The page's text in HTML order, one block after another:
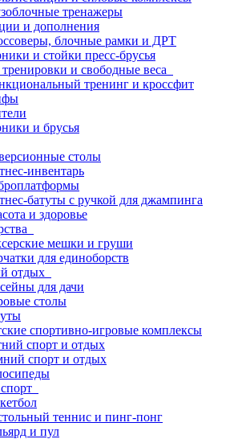
тренажеры
и дополнения
блочные рамки и ДРТ
и стойки пресс-брусья
и свободные веса
тренинг и кроссфит
и брусья
столы
инвентарь
батуты с ручкой для джампинга
и здоровье
мешки и груши
для единоборств
отдых
для дачи
столы
спортивно-игровые комплексы
спорт и отдых
спорт и отдых
теннис и пинг-понг
и пул